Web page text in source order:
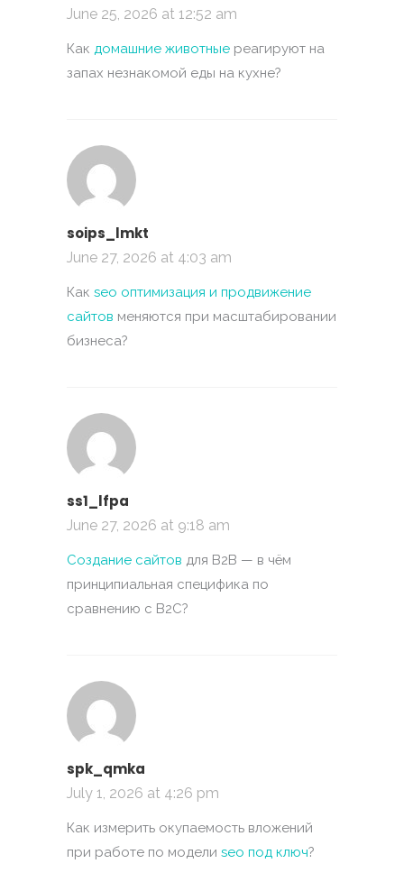
June 25, 2026 at 12:52 am
Как домашние животные реагируют на
запах незнакомой еды на кухне?
soips_lmkt
June 27, 2026 at 4:03 am
Как seo оптимизация и продвижение
сайтов меняются при масштабировании
бизнеса?
ss1_lfpa
June 27, 2026 at 9:18 am
Создание сайтов для B2B — в чём
принципиальная специфика по
сравнению с B2C?
spk_qmka
July 1, 2026 at 4:26 pm
Как измерить окупаемость вложений
при работе по модели seo под ключ?